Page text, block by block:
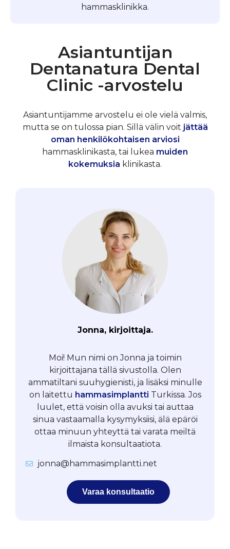
hammasklinikka.
Asiantuntijan
Dentanatura Dental
Clinic -arvostelu
Asiantuntijamme arvostelu ei ole vielä valmis,
mutta se on tulossa pian. Sillä välin voit jättää
oman henkilökohtaisen arviosi
hammasklinikasta, tai lukea muiden
kokemuksia klinikasta.
Jonna, kirjoittaja.
Moi! Mun nimi on Jonna ja toimin
kirjoittajana tällä sivustolla. Olen
ammatiltani suuhygienisti, ja lisäksi minulle
on laitettu hammasimplantti Turkissa. Jos
luulet, että voisin olla avuksi tai auttaa
sinua vastaamalla kysymyksiisi, älä epäröi
ottaa minuun yhteyttä tai varata meiltä
ilmaista konsultaatiota.
jonna@hammasimplantti.net
Varaa konsultaatio